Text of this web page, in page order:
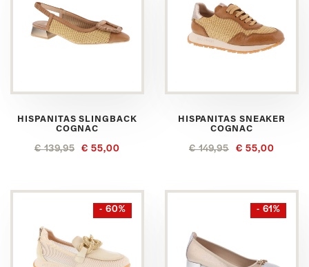
HISPANITAS SLINGBACK
COGNAC
€ 139,95 € 55,00
HISPANITAS SNEAKER
COGNAC
€ 149,95 € 55,00
- 60% - 61%